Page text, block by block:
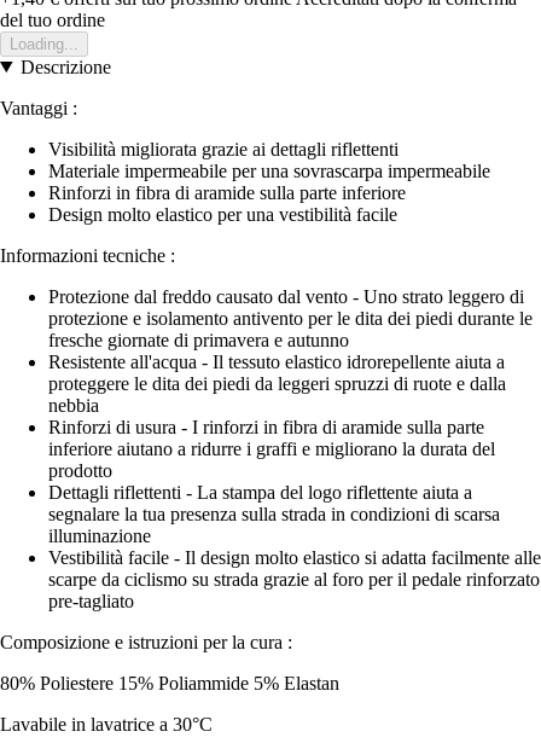
del tuo ordine
Loading...
Descrizione
Vantaggi :
Visibilità migliorata grazie ai dettagli riflettenti
Materiale impermeabile per una sovrascarpa impermeabile
Rinforzi in fibra di aramide sulla parte inferiore
Design molto elastico per una vestibilità facile
Informazioni tecniche :
Protezione dal freddo causato dal vento - Uno strato leggero di
protezione e isolamento antivento per le dita dei piedi durante le
fresche giornate di primavera e autunno
Resistente all'acqua - Il tessuto elastico idrorepellente aiuta a
proteggere le dita dei piedi da leggeri spruzzi di ruote e dalla
nebbia
Rinforzi di usura - I rinforzi in fibra di aramide sulla parte
inferiore aiutano a ridurre i graffi e migliorano la durata del
prodotto
Dettagli riflettenti - La stampa del logo riflettente aiuta a
segnalare la tua presenza sulla strada in condizioni di scarsa
illuminazione
Vestibilità facile - Il design molto elastico si adatta facilmente alle
scarpe da ciclismo su strada grazie al foro per il pedale rinforzato
pre-tagliato
Composizione e istruzioni per la cura :
80% Poliestere 15% Poliammide 5% Elastan
Lavabile in lavatrice a 30°C